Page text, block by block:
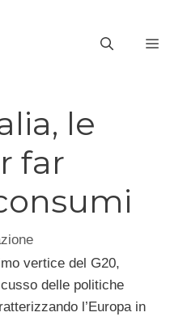
le
far
vertice del G20,
delle politiche
l’Europa in